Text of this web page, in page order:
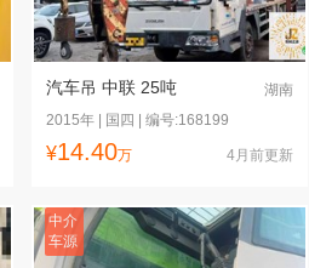
汽车吊 中联 25吨
湖南
2015年 | 国四 | 编号:168199
¥14.40万 4月前更新
中介
车源